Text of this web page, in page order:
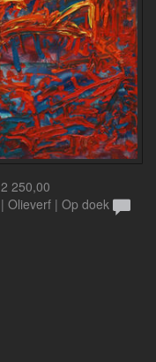
250,00
Olieverf | Op doek